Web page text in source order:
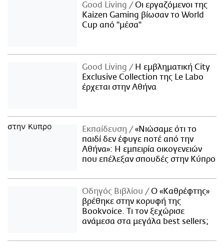
Good Living
Οι εργαζόμενοι της
Kaizen Gaming βίωσαν το World
Cup από "μέσα"
Good Living
Η εμβληματική City
Exclusive Collection της Le Labo
έρχεται στην Αθήνα
Εκπαίδευση
«Νιώσαμε ότι το
παιδί δεν έφυγε ποτέ από την
Αθήνα»: Η εμπειρία οικογενειών
που επέλεξαν σπουδές στην Κύπρο
Οδηγός Βιβλίου
Ο «Καθρέφτης»
βρέθηκε στην κορυφή της
Bookvoice. Τι τον ξεχώρισε
ανάμεσα στα μεγάλα best sellers;